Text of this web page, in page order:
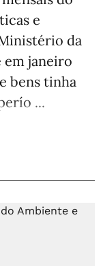
e
da
em janeiro
bens tinha
...